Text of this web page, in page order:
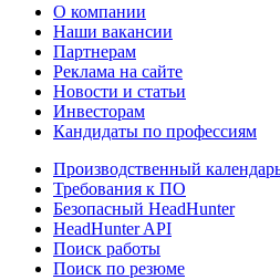
О компании
Наши вакансии
Партнерам
Реклама на сайте
Новости и статьи
Инвесторам
Кандидаты по профессиям
Производственный
Требования к ПО
Безопасный HeadHunter
HeadHunter API
Поиск работы
Поиск по резюме